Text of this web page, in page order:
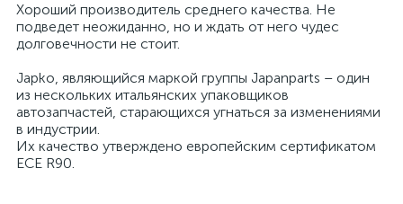
Хороший производитель среднего качества. Не
подведет неожиданно, но и ждать от него чудес
долговечности не стоит.
Japko, являющийся маркой группы Japanparts – один
из нескольких итальянских упаковщиков
автозапчастей, старающихся угнаться за изменениями
в индустрии.
Их качество утверждено европейским сертификатом
ECE R90.